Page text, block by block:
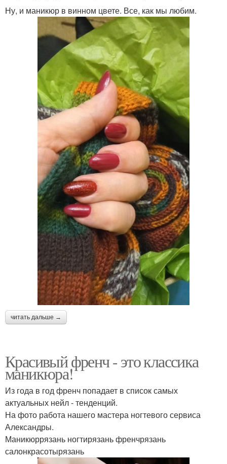
Ну, и маникюр в винном цвете. Все, как мы любим.
читать дальше →
Красивый френч - это классика
маникюра!
Из года в год френч попадает в список самых
актуальных нейл - тенденций.
На фото работа нашего мастера ногтевого сервиса
Александры.
Маникюррязань ногтирязань френчрязань
салонкрасотырязань